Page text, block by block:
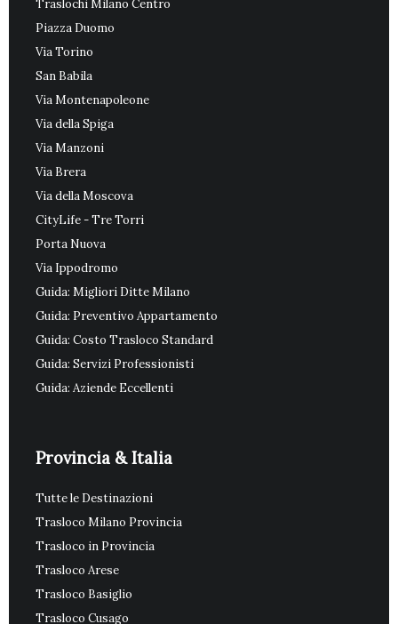
Traslochi Milano Centro
Piazza Duomo
Via Torino
San Babila
Via Montenapoleone
Via della Spiga
Via Manzoni
Via Brera
Via della Moscova
CityLife - Tre Torri
Porta Nuova
Via Ippodromo
Guida: Migliori Ditte Milano
Guida: Preventivo Appartamento
Guida: Costo Trasloco Standard
Guida: Servizi Professionisti
Guida: Aziende Eccellenti
Provincia & Italia
Tutte le Destinazioni
Trasloco Milano Provincia
Trasloco in Provincia
Trasloco Arese
Trasloco Basiglio
Trasloco Cusago